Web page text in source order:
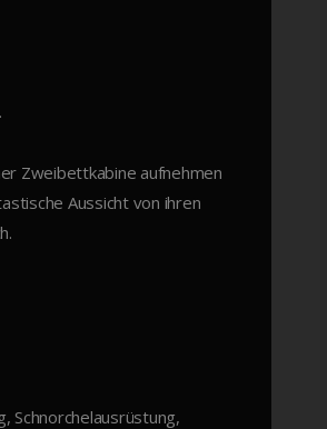
Zweibettkabine aufnehmen
Aussicht von ihren
Schnorchelausrüstung,